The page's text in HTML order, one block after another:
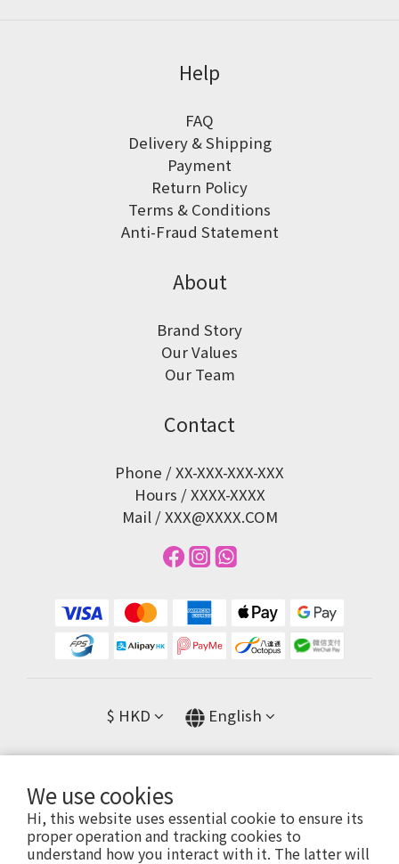
We use cookies
Hi, this website uses essential cookie to ensure its
proper operation and tracking cookies to
understand how you interact with it. The latter will
Help
FAQ
Delivery & Shipping
Payment
Return Policy
Terms & Conditions
Anti-Fraud Statement
About
Brand Story
Our Values
Our Team
Contact
Phone / XX-XXX-XXX-XXX
Hours / XXXX-XXXX
Mail / XXX@XXXX.COM
$ HKD English
提醒您，我們不會以電話或簡訊方式通知變更付款方式。